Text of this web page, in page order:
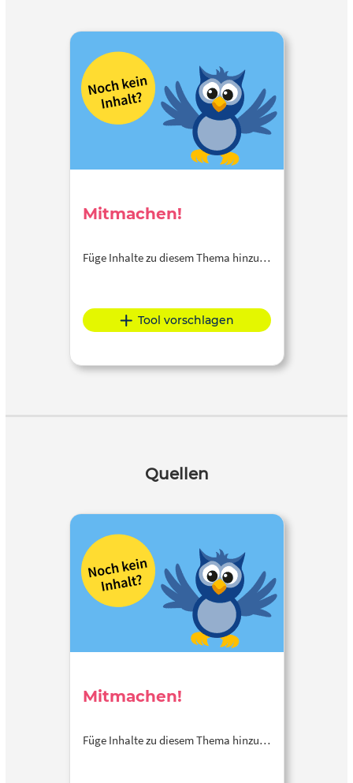
Mitmachen!
Füge Inhalte zu diesem Thema hinzu…
Tool vorschlagen
Quellen
Mitmachen!
Füge Inhalte zu diesem Thema hinzu…